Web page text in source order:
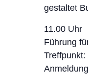
gestaltet
11.00 Uhr
Führung
Treffpunkt: